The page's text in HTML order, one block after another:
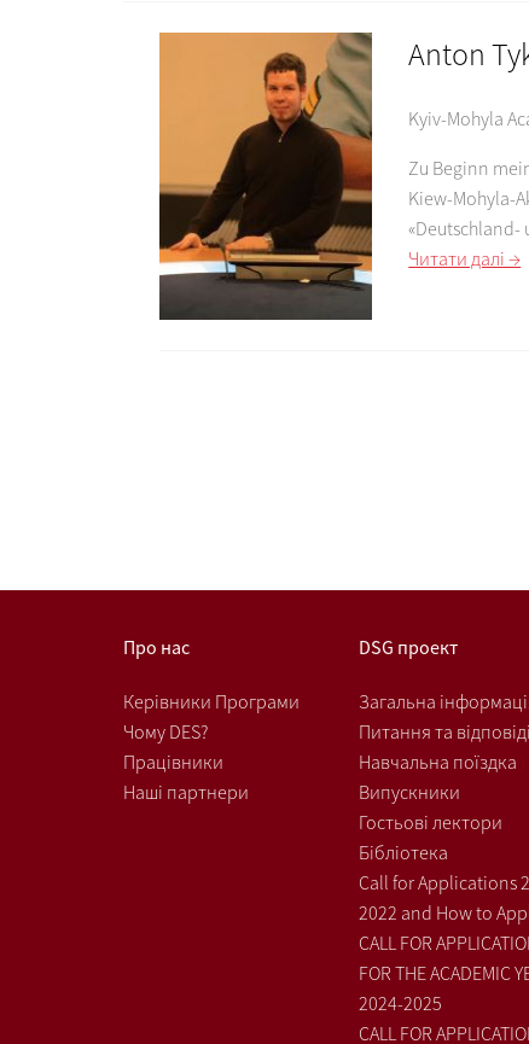
Anton
Kyiv-Mohyla
Zu Beginn
Kiew-Mohyla-
«Deutschland-
Читати далі →
Про нас
Керівники Програми
Чому DES?
Працівники
Наші партнери
DSG проект
Загальна
Питання та відповіді
Навчальна поїздка
Випускники
Гостьові лектори
Бібліотека
Call for Applications
2022 and How to
CALL FOR
FOR THE ACADEMIC
2024-2025
CALL FOR